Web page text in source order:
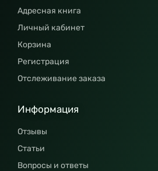
Адресная книга
Личный кабинет
Корзина
Регистрация
Отслеживание заказа
Информация
Отзывы
Статьи
Вопросы и ответы